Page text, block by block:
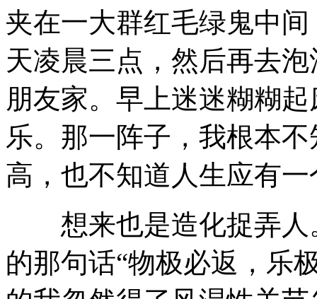
夹在一大群红毛绿鬼中
天凌晨三点，然后再去
朋友家。早上迷迷糊糊
乐。那一阵子，我根本
高，也不知道人生应有
想来也是造化捉弄人
的那句话“物极必返，乐